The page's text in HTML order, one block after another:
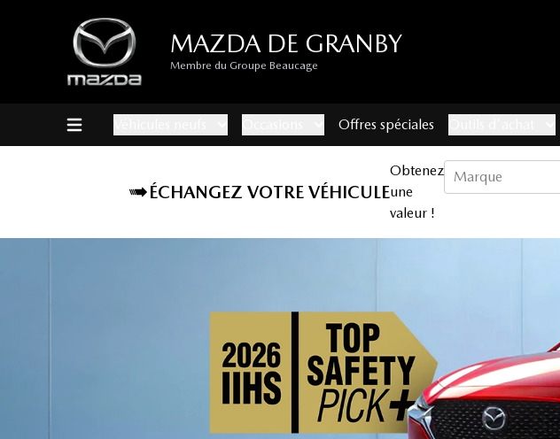
MAZDA DE GRANBY
Membre du Groupe Beaucage
Offres spéciales
ÉCHANGEZ VOTRE VÉHICULE
Obtenez
une
valeur !
Marque